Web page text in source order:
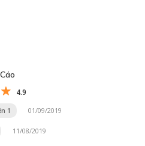
4.9
1 01/09/2019
11/08/2019